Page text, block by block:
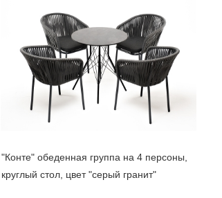
"Конте" обеденная группа на 4 персоны,
круглый стол, цвет "серый гранит"